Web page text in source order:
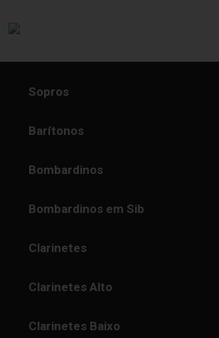
Sopros
Barítonos
Bombardinos
Bombardinos em Sib
Clarinetes
Clarinetes Alto
Clarinetes Baixo